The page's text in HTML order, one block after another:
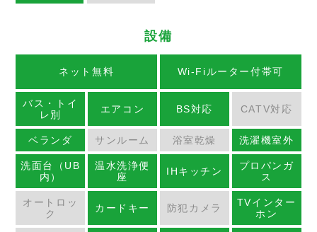
設備
ネット無料 Wi-Fiルーター付帯可
バス・トイ
レ別
エアコン BS対応 CATV対応
ベランダ サンルーム 浴室乾燥 洗濯機室外
洗面台（UB
内）
温水洗浄便
座
IHキッチン
プロパンガ
ス
オートロッ
ク
カードキー 防犯カメラ
TVインター
ホン